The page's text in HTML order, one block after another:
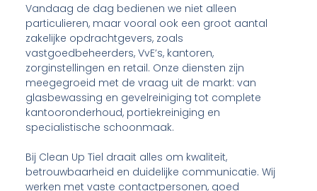
Vandaag de dag bedienen we niet alleen
particulieren, maar vooral ook een groot aantal
zakelijke opdrachtgevers, zoals
vastgoedbeheerders, VvE’s, kantoren,
zorginstellingen en retail. Onze diensten zijn
meegegroeid met de vraag uit de markt: van
glasbewassing en gevelreiniging tot complete
kantooronderhoud, portiekreiniging en
specialistische schoonmaak.
Bij Clean Up Tiel draait alles om kwaliteit,
betrouwbaarheid en duidelijke communicatie. Wij
werken met vaste contactpersonen, goed